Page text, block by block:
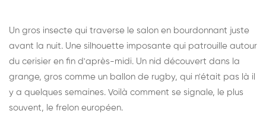
Un gros insecte qui traverse le salon en bourdonnant juste
avant la nuit. Une silhouette imposante qui patrouille autour
du cerisier en fin d'après-midi. Un nid découvert dans la
grange, gros comme un ballon de rugby, qui n'était pas là il
y a quelques semaines. Voilà comment se signale, le plus
souvent, le frelon européen.